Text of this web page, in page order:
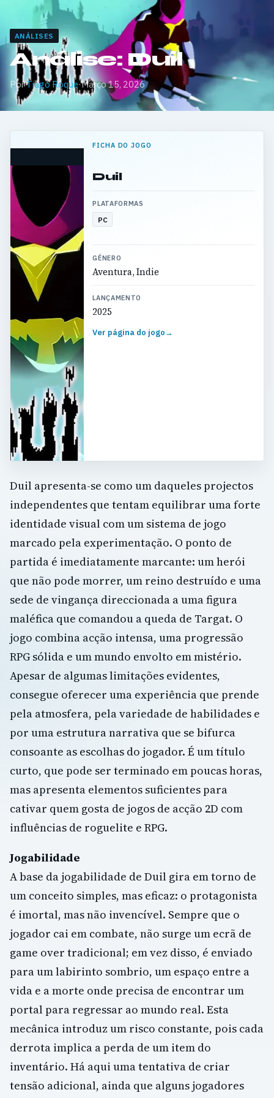
ANÁLISES
Análise: Duil
PorTiago Roque·Março 15, 2026
FICHA DO JOGO
Duil
PLATAFORMAS
PC
GÉNERO
Aventura, Indie
LANÇAMENTO
2025
Ver página do jogo→
Duil apresenta-se como um daqueles projectos
independentes que tentam equilibrar uma forte
identidade visual com um sistema de jogo
marcado pela experimentação. O ponto de
partida é imediatamente marcante: um herói
que não pode morrer, um reino destruído e uma
sede de vingança direccionada a uma figura
maléfica que comandou a queda de Targat. O
jogo combina acção intensa, uma progressão
RPG sólida e um mundo envolto em mistério.
Apesar de algumas limitações evidentes,
consegue oferecer uma experiência que prende
pela atmosfera, pela variedade de habilidades e
por uma estrutura narrativa que se bifurca
consoante as escolhas do jogador. É um título
curto, que pode ser terminado em poucas horas,
mas apresenta elementos suficientes para
cativar quem gosta de jogos de acção 2D com
influências de roguelite e RPG.
Jogabilidade
A base da jogabilidade de Duil gira em torno de
um conceito simples, mas eficaz: o protagonista
é imortal, mas não invencível. Sempre que o
jogador cai em combate, não surge um ecrã de
game over tradicional; em vez disso, é enviado
para um labirinto sombrio, um espaço entre a
vida e a morte onde precisa de encontrar um
portal para regressar ao mundo real. Esta
mecânica introduz um risco constante, pois cada
derrota implica a perda de um item do
inventário. Há aqui uma tentativa de criar
tensão adicional, ainda que alguns jogadores